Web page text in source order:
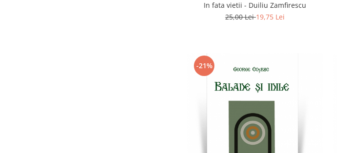
In fata vietii - Duiliu Zamfirescu
25,00 Lei19,75 Lei
-21%